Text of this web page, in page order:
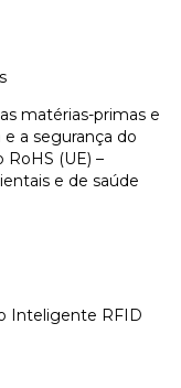
matérias-primas e
a segurança do
(UE) –
e de saúde
Inteligente RFID